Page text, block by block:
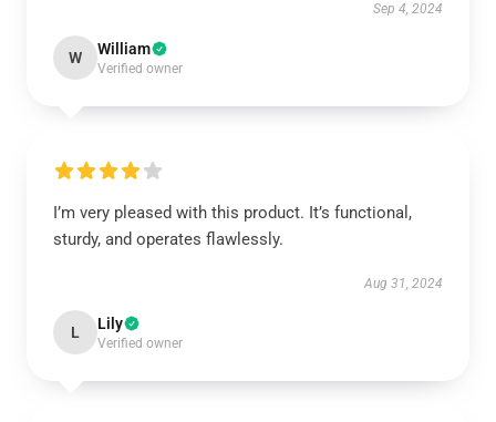
Sep 4, 2024
W William
Verified owner
I’m very pleased with this product. It’s functional,
sturdy, and operates flawlessly.
Aug 31, 2024
L Lily
Verified owner